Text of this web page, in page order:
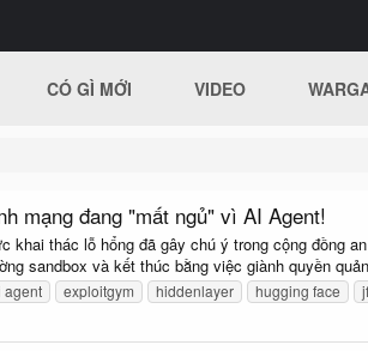
CÓ GÌ MỚI VIDEO
mạng đang "mất ngủ" vì AI Agent!
khai thác lỗ hổng đã gây chú ý trong cộng đồng
sandbox và kết thúc bằng việc giành quyền
agent exploitgym hiddenlayer hugging face